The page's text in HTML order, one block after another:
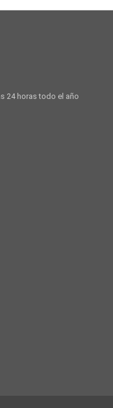
24 horas todo el año